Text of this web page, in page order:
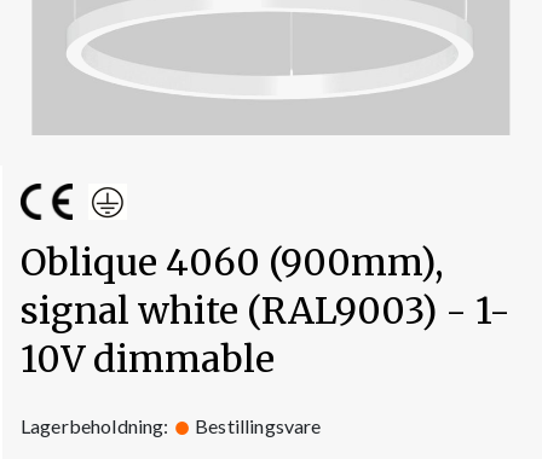
Oblique 4060 (900mm),
signal white (RAL9003) - 1-
10V dimmable
Lagerbeholdning: Bestillingsvare